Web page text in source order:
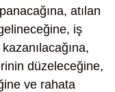
atılan
iş
düzeleceğine,
ve rahata